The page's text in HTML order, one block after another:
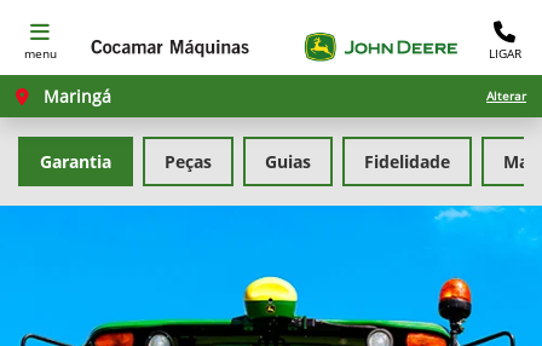
menu LIGAR
Maringá Alterar
Peças
Garantia Guias Fidelidade